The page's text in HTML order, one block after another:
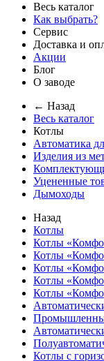
Весь каталог
Как выбрать?
Сервис
Доставка и
Акции
Блог
О заводе
← Назад
Весь каталог
Котлы
Автоматика
Изделия из
Уцененные
Дымоходы
Назад
Котлы
Котлы
Котлы
Котлы
Котлы
Котлы
Котлы с